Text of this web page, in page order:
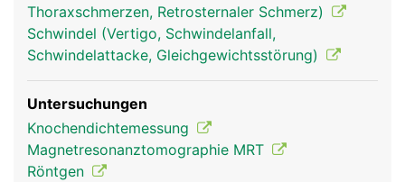
Thoraxschmerzen, Retrosternaler Schmerz)
Schwindel (Vertigo, Schwindelanfall,
Schwindelattacke, Gleichgewichtsstörung)
Untersuchungen
Knochendichtemessung
Magnetresonanztomographie MRT
Röntgen